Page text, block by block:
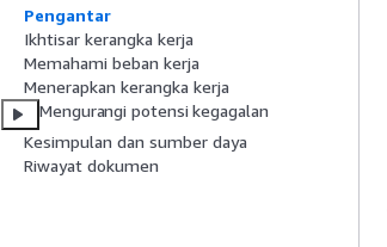
Pengantar
Ikhtisar kerangka kerja
Memahami beban kerja
Menerapkan kerangka kerja
Mengurangi potensi kegagalan
Kesimpulan dan sumber daya
Riwayat dokumen